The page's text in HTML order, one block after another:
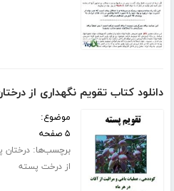
دانلود کتاب تقویم نگهداری از
موضوع:
۵ صفحه
برچسب‌ها:درختان
از درخت پسته